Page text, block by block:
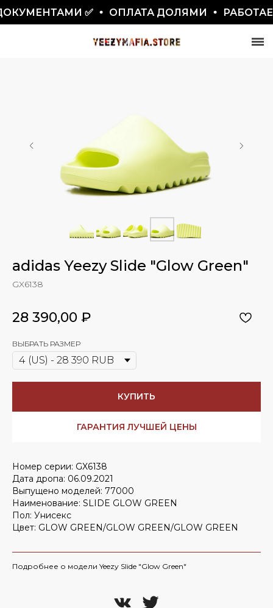
✅ ОПЛАТА ДОЛЯМИ РАБОТАЕМ
СКИДКА 7777₽ ПО ПРОМОКОДУ BLACKFRIDAY
adidas Yeezy Slide "Glow Green"
GX6138
28 390,00 ₽
ВЫБРАТЬ РАЗМЕР
КУПИТЬ
ГАРАНТИЯ ЛУЧШЕЙ ЦЕНЫ
Номер серии: GX6138
Дата дропа: 06.09.2021
Выпущено моделей: 77000
Наименование: SLIDE GLOW GREEN
Пол: Унисекс
Цвет: GLOW GREEN/GLOW GREEN/GLOW GREEN
Подробнее о модели Yeezy Slide "Glow Green"